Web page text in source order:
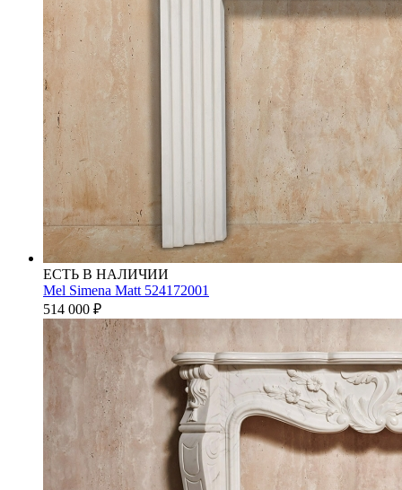
ЕСТЬ В НАЛИЧИИ
Mel Simena Matt 524172001
514 000 ₽